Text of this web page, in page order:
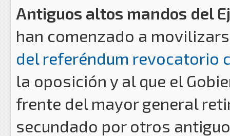
Antiguos altos mandos del
han comenzado a
del referéndum revocatorio
la oposición y al que el
frente del mayor general
secundado por otros